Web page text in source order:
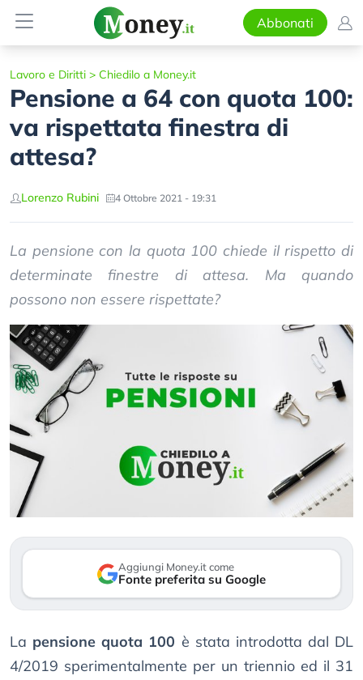
Abbonati
Lavoro e Diritti > Chiedilo a Money.it
Pensione a 64 con quota 100:
va rispettata finestra di
attesa?
Lorenzo Rubini 4 Ottobre 2021 - 19:31
La pensione con la quota 100 chiede il rispetto di
determinate finestre di attesa. Ma quando
possono non essere rispettate?
Aggiungi Money.it come
Fonte preferita su Google
La pensione quota 100 è stata introdotta dal DL
4/2019 sperimentalmente per un triennio ed il 31